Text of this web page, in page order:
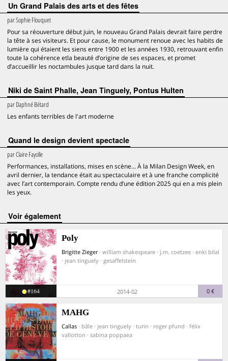
Un Grand Palais des arts et des fêtes
parSophie Flouquet
Pour sa réouverture début juin, le nouveau Grand Palais devrait faire perdre
la tête à ses visiteurs. Et pour cause, le monument renoue avec les habits de
lumière qui étaient les siens entre 1900 et les années 1930, retrouvant enfin
toute la cohérence etla beauté d’origine de ses espaces, et promet
d’accueillir les noctambules jusque tard dans la nuit.
Niki de Saint Phalle, Jean Tinguely, Pontus Hulten
parDaphné Bétard
Les enfants terribles de l'art moderne
Quand le design devient spectacle
parClaire Fayolle
Performances, installations, mises en scène... À la Milan Design Week, en
avril dernier, la tendance était au spectaculaire et à une franche complicité
avec l’art contemporain. Compte rendu d’une édition 2025 qui en a mis plein
les yeux.
voir également
Poly
Brigitte Zieger · william shakespeare · j.m. coetzee · enki bilal
· jean tinguely · gesaffelstein
#164 2014-02 0 €
MAHG
Callas · bâle · jean tinguely · turin · roger pfund · félix
vallotton · sabina poppaea